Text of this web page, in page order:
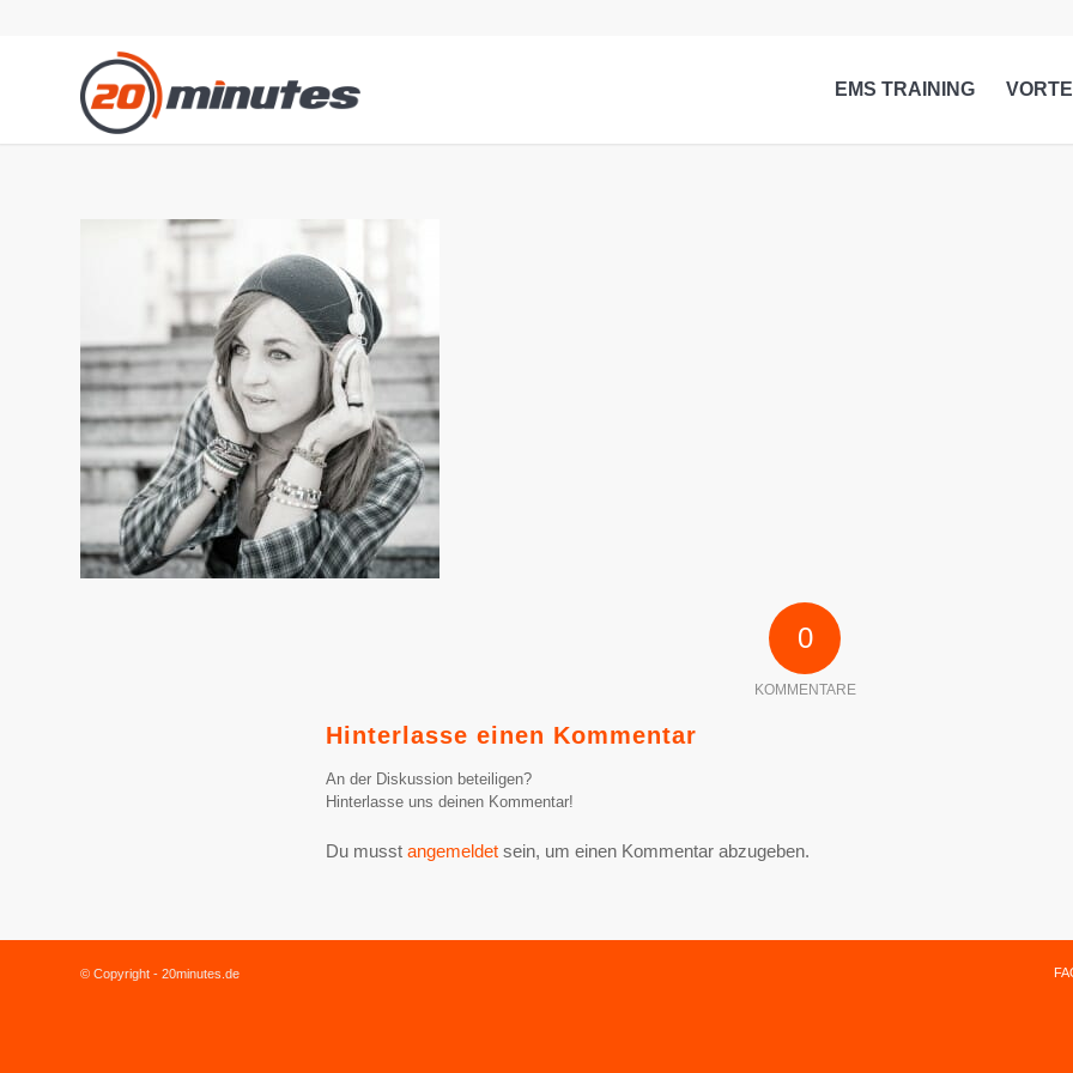
EMS TRAINING
0
KOMMENTARE
Hinterlasse einen Kommentar
An der Diskussion beteiligen?
Hinterlasse uns deinen Kommentar!
Du musst angemeldet sein, um einen Kommentar abzugeben.
© Copyright - 20minutes.de